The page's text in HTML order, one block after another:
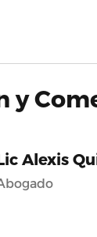
y
Alexis